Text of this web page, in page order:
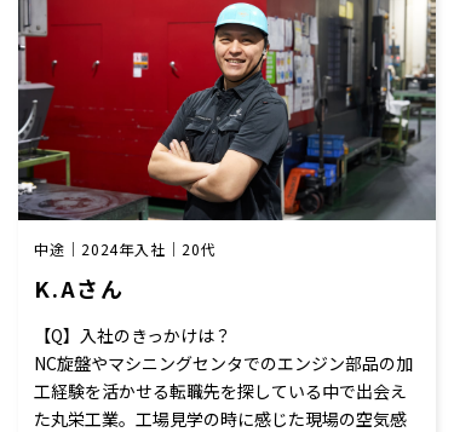
中途｜2024年入社｜20代
K.Aさん
【Q】入社のきっかけは？
NC旋盤やマシニングセンタでのエンジン部品の加
工経験を活かせる転職先を探している中で出会え
た丸栄工業。工場見学の時に感じた現場の空気感